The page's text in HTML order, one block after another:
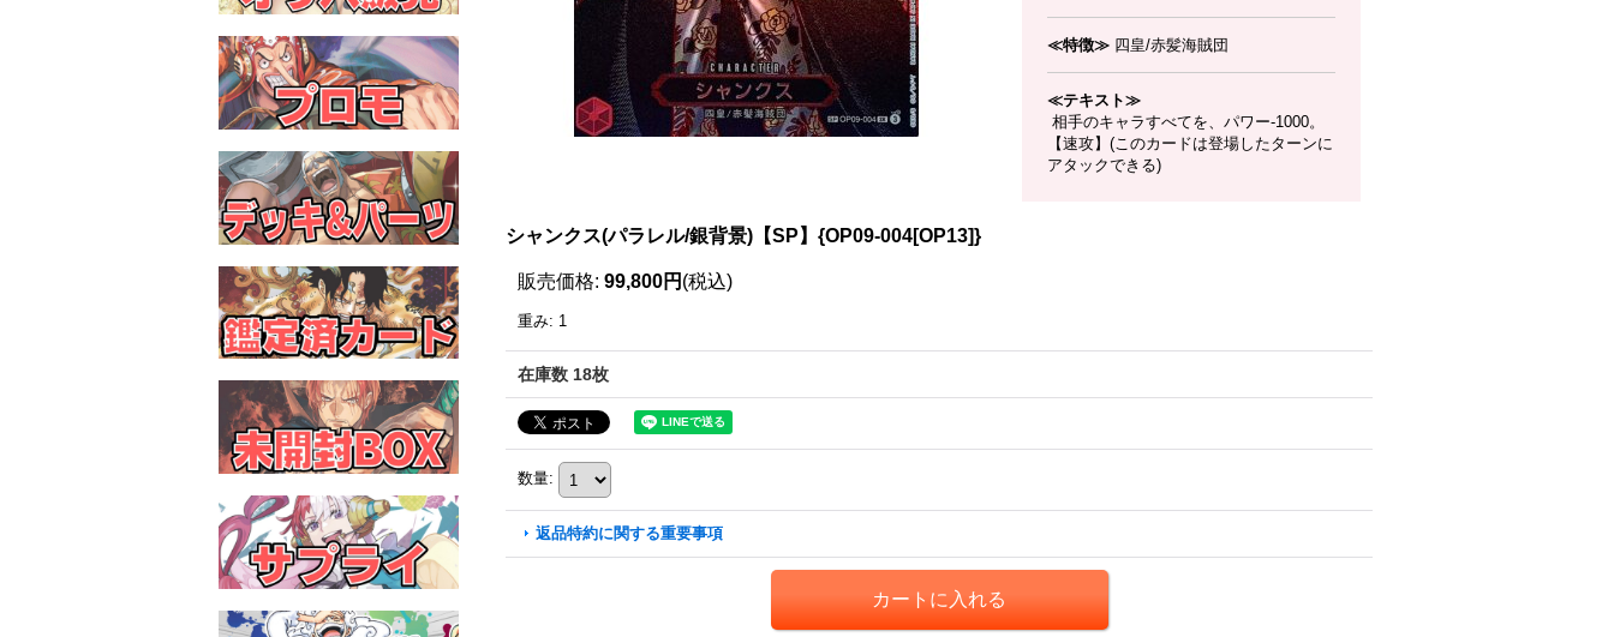
≪特徴≫ 四皇/赤髪海賊団
≪テキスト≫
相手のキャラすべてを、パワー-1000。
【速攻】(このカードは登場したターンに
アタックできる)
シャンクス(パラレル/銀背景)【SP】{OP09-004[OP13]}
販売価格: 99,800円 (税込)
重み: 1
在庫数 18枚
数量:
返品特約に関する重要事項